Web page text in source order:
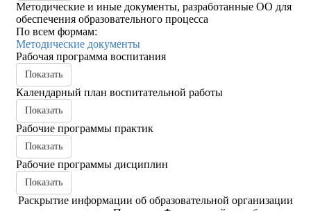
Методические и иные документы, разработанные ОО для
обеспечения образовательного процесса
По всем формам:
Методические документы
Рабочая программа воспитания
Показать
Календарный план воспитательной работы
Показать
Рабочие программы практик
Показать
Рабочие программы дисциплин
Показать
Раскрытие информации об образовательной организации